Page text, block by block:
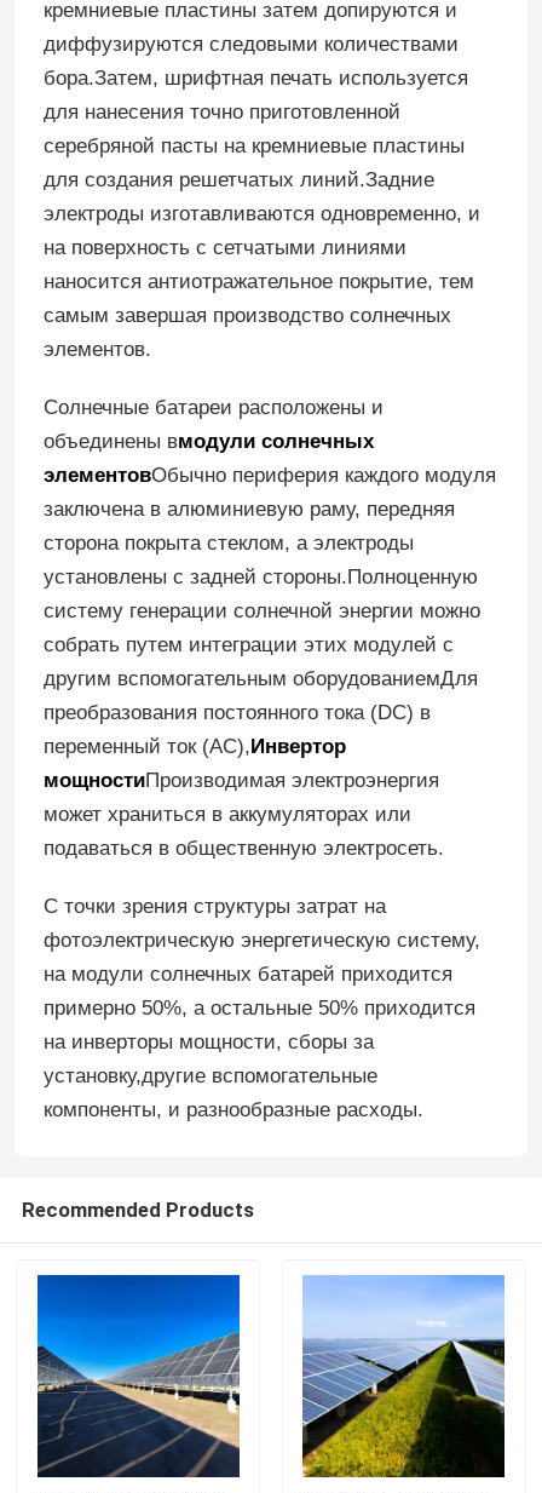
Продукты
Видео
О нас
Путешествие фабрики
Проверка качества
Свяжитесь мы
Спросите цитату
Система установки панели солнечных батарей
Кронштейны панели солнечных батарей
Монтажные рейки для панелей солнечных батарей
Струбцина панели солнечных батарей средняя
Струбцина конца панели солнечных батарей
Набор соединения рельса
кремниевые пластины затем допируются и
диффузируются следовыми количествами
бора.Затем, шрифтная печать используется
для нанесения точно приготовленной
серебряной пасты на кремниевые пластины
для создания решетчатых линий.Задние
электроды изготавливаются одновременно, и
на поверхность с сетчатыми линиями
наносится антиотражательное покрытие, тем
самым завершая производство солнечных
элементов.
Солнечные батареи расположены и
объединены вмодули солнечных
элементовОбычно периферия каждого модуля
заключена в алюминиевую раму, передняя
сторона покрыта стеклом, а электроды
установлены с задней стороны.Полноценную
систему генерации солнечной энергии можно
собрать путем интеграции этих модулей с
другим вспомогательным оборудованиемДля
преобразования постоянного тока (DC) в
переменный ток (AC), Инвертор
мощностиПроизводимая электроэнергия
может храниться в аккумуляторах или
подаваться в общественную электросеть.
С точки зрения структуры затрат на
фотоэлектрическую энергетическую систему,
на модули солнечных батарей приходится
примерно 50%, а остальные 50% приходится
на инверторы мощности, сборы за
установку,другие вспомогательные
компоненты, и разнообразные расходы.
Recommended Products